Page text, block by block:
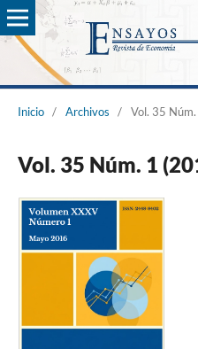
Inicio / Archivos / Vol. 35
Vol. 35 Núm. 1